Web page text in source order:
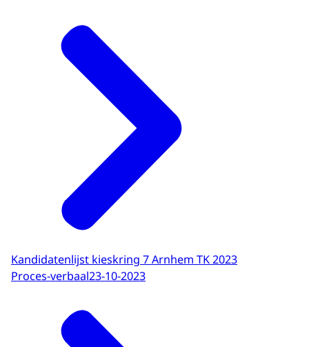
Kandidatenlijst kieskring 7 Arnhem TK 2023
Proces-verbaal23-10-2023